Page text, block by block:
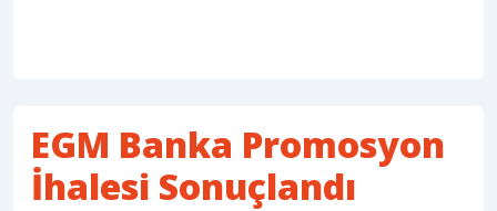
EGM Banka Promosyon
İhalesi Sonuçlandı